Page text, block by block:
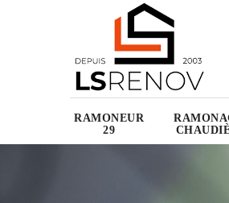
RAMONEUR
29